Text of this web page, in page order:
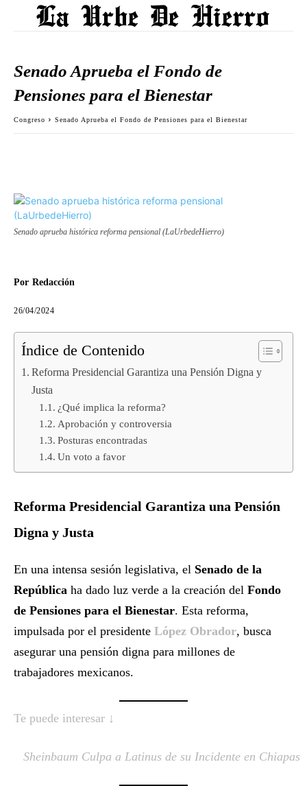
Senado Aprueba el Fondo de
Pensiones para el Bienestar
Congreso Senado Aprueba el Fondo de Pensiones para el Bienestar
Senado aprueba histórica reforma pensional (LaUrbedeHierro)
Por Redacción
26/04/2024
Índice de Contenido
Reforma Presidencial Garantiza una Pensión Digna y
Justa
¿Qué implica la reforma?
Aprobación y controversia
Posturas encontradas
Un voto a favor
Reforma Presidencial Garantiza una Pensión
Digna y Justa
En una intensa sesión legislativa, el Senado de la
República ha dado luz verde a la creación del Fondo
de Pensiones para el Bienestar. Esta reforma,
impulsada por el presidente López Obrador, busca
asegurar una pensión digna para millones de
trabajadores mexicanos.
Te puede interesar ↓
Sheinbaum Culpa a Latinus de su Incidente en Chiapas